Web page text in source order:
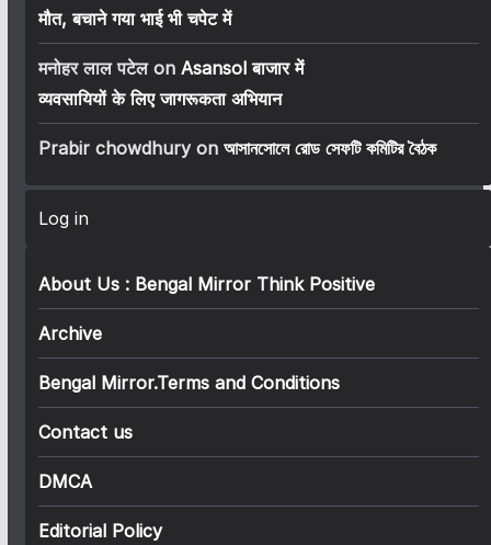
मौत, बचाने गया भाई भी चपेट में
मनोहर लाल पटेलon Asansol बाजार में
व्यवसायियों के लिए जागरूकता अभियान
Prabir chowdhuryon আসানসোলে রোড সেফটি কমিটির বৈঠক
Log in
About Us : Bengal Mirror Think Positive
Archive
Bengal Mirror.Terms and Conditions
Contact us
DMCA
Editorial Policy